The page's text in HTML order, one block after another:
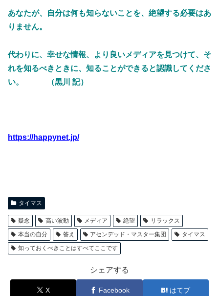
あなたが、自分は何も知らないことを、絶望する必要はあ
りません。
代わりに、幸せな情報、より良いメディアを見つけて、そ
れを知るべきときに、知ることができると認識してくださ
い。 （黒川 記）
https://happynet.jp/
タイマス
疑念 高い波動 メディア 絶望
リラックス
本当の自分
答え アセンデッド・マスター集団
タイマス
知っておくべきことはすべてここです
シェアする
X Facebook はてブ